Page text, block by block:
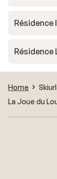
Résidence
Home
La Joue du